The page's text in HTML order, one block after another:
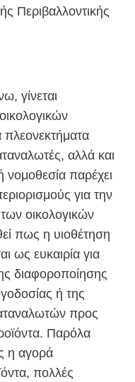
Περιβαλλοντικής
γίνεται
αλλά και
παρέχει
για την
οικολογικών
πως η υιοθέτηση
ως ευκαιρία για
διαφοροποίησης
ή της
προς
Παρόλα
η αγορά
πολλές